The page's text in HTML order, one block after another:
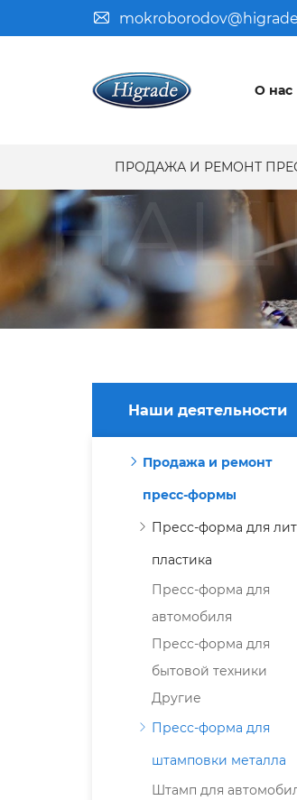
О нас
ПРОДАЖА И РЕМОНТ
Наши деятельности
Продажа и ремонт
пресс-формы
Пресс-форма для
пластика
Пресс-форма для
автомобиля
Пресс-форма для
бытовой техники
Другие
Пресс-форма для
штамповки металла
Штамп для